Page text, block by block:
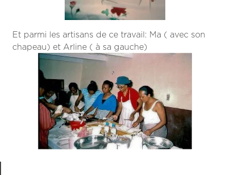
Et parmi les artisans de ce travail: Ma ( avec son
chapeau) et Arline ( à sa gauche)